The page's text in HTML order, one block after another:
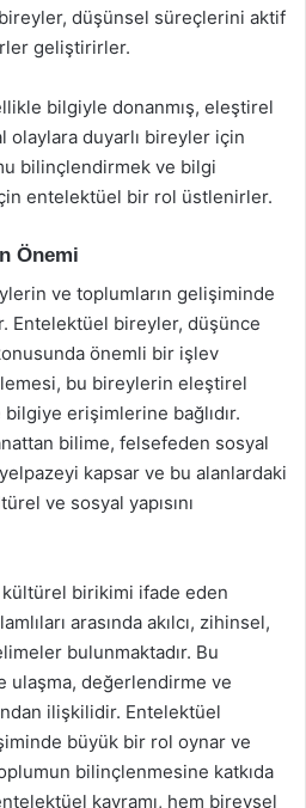
bireyler, düşünsel süreçlerini aktif
geliştirirler.
bilgiyle donanmış, eleştirel
olaylara duyarlı bireyler için
bilinçlendirmek ve bilgi
entelektüel bir rol üstlenirler.
Önemi
ve toplumların gelişiminde
Entelektüel bireyler, düşünce
önemli bir işlev
bu bireylerin eleştirel
erişimlerine bağlıdır.
bilime, felsefeden sosyal
kapsar ve bu alanlardaki
ve sosyal yapısını
birikimi ifade eden
arasında akılcı, zihinsel,
bulunmaktadır. Bu
değerlendirme ve
ilişkilidir. Entelektüel
büyük bir rol oynar ve
bilinçlenmesine katkıda
kavramı, hem bireysel